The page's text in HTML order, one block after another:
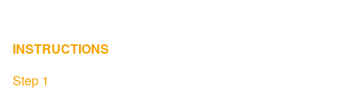
INSTRUCTIONS
Step 1